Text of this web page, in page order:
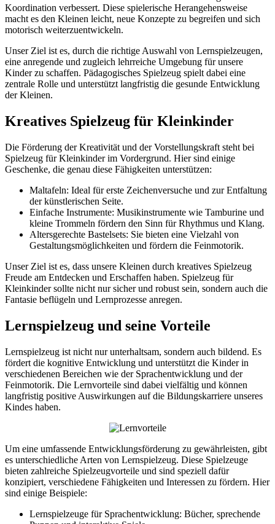
Koordination verbessert. Diese spielerische Herangehensweise
macht es den Kleinen leicht, neue Konzepte zu begreifen und sich
motorisch weiterzuentwickeln.
Unser Ziel ist es, durch die richtige Auswahl von Lernspielzeugen,
eine anregende und zugleich lehrreiche Umgebung für unsere
Kinder zu schaffen. Pädagogisches Spielzeug spielt dabei eine
zentrale Rolle und unterstützt langfristig die gesunde Entwicklung
der Kleinen.
Kreatives Spielzeug für Kleinkinder
Die Förderung der Kreativität und der Vorstellungskraft steht bei
Spielzeug für Kleinkinder im Vordergrund. Hier sind einige
Geschenke, die genau diese Fähigkeiten unterstützen:
Maltafeln: Ideal für erste Zeichenversuche und zur Entfaltung
der künstlerischen Seite.
Einfache Instrumente: Musikinstrumente wie Tamburine und
kleine Trommeln fördern den Sinn für Rhythmus und Klang.
Altersgerechte Bastelsets: Sie bieten eine Vielzahl von
Gestaltungsmöglichkeiten und fördern die Feinmotorik.
Unser Ziel ist es, dass unsere Kleinen durch kreatives Spielzeug
Freude am Entdecken und Erschaffen haben. Spielzeug für
Kleinkinder sollte nicht nur sicher und robust sein, sondern auch die
Fantasie beflügeln und Lernprozesse anregen.
Lernspielzeug und seine Vorteile
Lernspielzeug ist nicht nur unterhaltsam, sondern auch bildend. Es
fördert die kognitive Entwicklung und unterstützt die Kinder in
verschiedenen Bereichen wie der Sprachentwicklung und der
Feinmotorik. Die Lernvorteile sind dabei vielfältig und können
langfristig positive Auswirkungen auf die Bildungskarriere unseres
Kindes haben.
Um eine umfassende Entwicklungsförderung zu gewährleisten, gibt
es unterschiedliche Arten von Lernspielzeug. Diese Spielzeuge
bieten zahlreiche Spielzeugvorteile und sind speziell dafür
konzipiert, verschiedene Fähigkeiten und Interessen zu fördern. Hier
sind einige Beispiele:
Lernspielzeuge für Sprachentwicklung: Bücher, sprechende